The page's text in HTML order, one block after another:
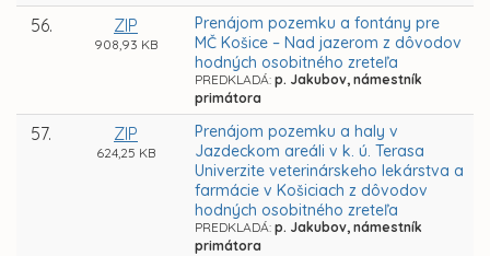
56. ZIP
908,93 KB
Prenájom pozemku a fontány pre
MČ Košice – Nad jazerom z dôvodov
hodných osobitného zreteľa
PREDKLADÁ: p. Jakubov, námestník
primátora
57. ZIP
624,25 KB
Prenájom pozemku a haly v
Jazdeckom areáli v k. ú. Terasa
Univerzite veterinárskeho lekárstva a
farmácie v Košiciach z dôvodov
hodných osobitného zreteľa
PREDKLADÁ: p. Jakubov, námestník
primátora